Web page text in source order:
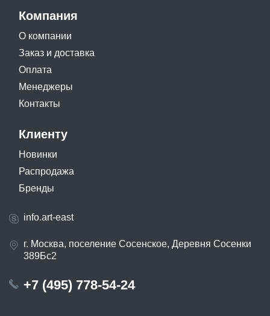
Компания
О компании
Заказ и доставка
Оплата
Менеджеры
Контакты
Клиенту
Новинки
Распродажа
Бренды
info.art-east
г. Москва, поселение Сосенское, Деревня Сосенки
389Бс2
+7 (495) 778-54-24